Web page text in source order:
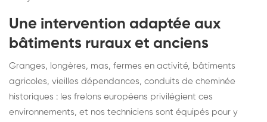
Une intervention adaptée aux
bâtiments ruraux et anciens
Granges, longères, mas, fermes en activité, bâtiments
agricoles, vieilles dépendances, conduits de cheminée
historiques : les frelons européens privilégient ces
environnements, et nos techniciens sont équipés pour y